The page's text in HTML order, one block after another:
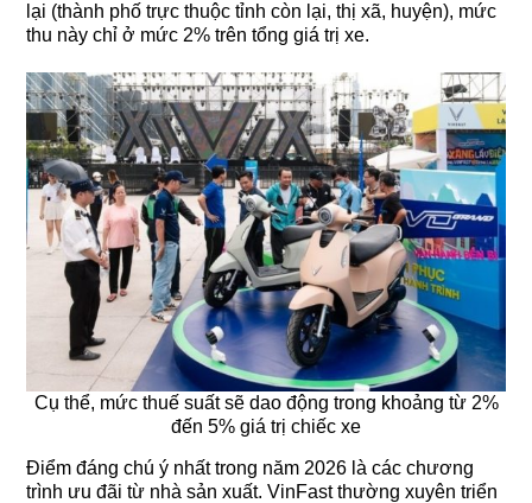
lại (thành phố trực thuộc tỉnh còn lại, thị xã, huyện), mức
thu này chỉ ở mức 2% trên tổng giá trị xe.
Cụ thể, mức thuế suất sẽ dao động trong khoảng từ 2%
đến 5% giá trị chiếc xe
Điểm đáng chú ý nhất trong năm 2026 là các chương
trình ưu đãi từ nhà sản xuất. VinFast thường xuyên triển